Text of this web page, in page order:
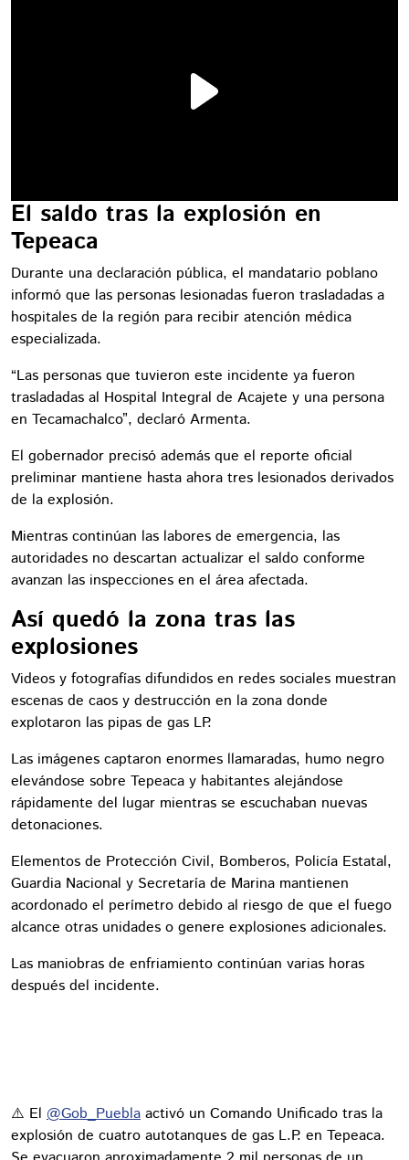
El saldo tras la explosión en
Tepeaca
Durante una declaración pública, el mandatario poblano
informó que las personas lesionadas fueron trasladadas a
hospitales de la región para recibir atención médica
especializada.
“Las personas que tuvieron este incidente ya fueron
trasladadas al Hospital Integral de Acajete y una persona
en Tecamachalco”, declaró Armenta.
El gobernador precisó además que el reporte oficial
preliminar mantiene hasta ahora tres lesionados derivados
de la explosión.
Mientras continúan las labores de emergencia, las
autoridades no descartan actualizar el saldo conforme
avanzan las inspecciones en el área afectada.
Así quedó la zona tras las
explosiones
Videos y fotografías difundidos en redes sociales muestran
escenas de caos y destrucción en la zona donde
explotaron las pipas de gas LP.
Las imágenes captaron enormes llamaradas, humo negro
elevándose sobre Tepeaca y habitantes alejándose
rápidamente del lugar mientras se escuchaban nuevas
detonaciones.
Elementos de Protección Civil, Bomberos, Policía Estatal,
Guardia Nacional y Secretaría de Marina mantienen
acordonado el perímetro debido al riesgo de que el fuego
alcance otras unidades o genere explosiones adicionales.
Las maniobras de enfriamiento continúan varias horas
después del incidente.
⚠️ El @Gob_Puebla activó un Comando Unificado tras la
explosión de cuatro autotanques de gas L.P. en Tepeaca.